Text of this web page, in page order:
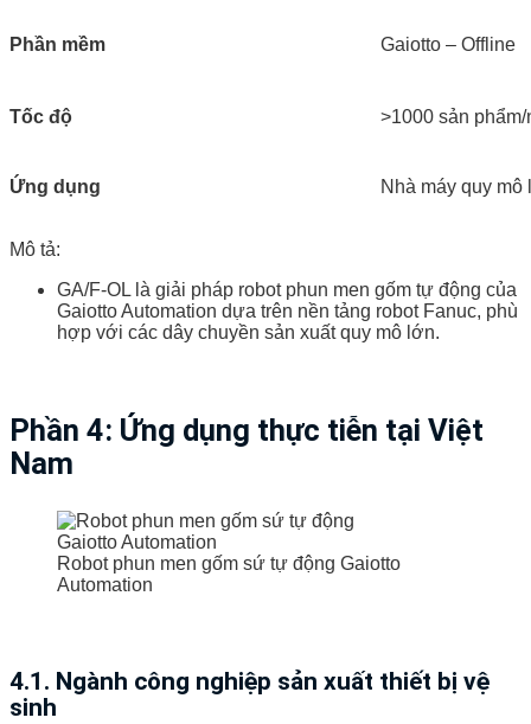
Phần mềm Gaiotto – Offline
Tốc độ >1000 sản phẩm/
Ứng dụng Nhà máy quy mô
Mô tả:
GA/F-OL là giải pháp robot phun men gốm tự động của
Gaiotto Automation dựa trên nền tảng robot Fanuc, phù
hợp với các dây chuyền sản xuất quy mô lớn.
Phần 4: Ứng dụng thực tiễn tại Việt
Nam
Robot phun men gốm sứ tự động Gaiotto
Automation
4.1. Ngành công nghiệp sản xuất thiết bị vệ
sinh